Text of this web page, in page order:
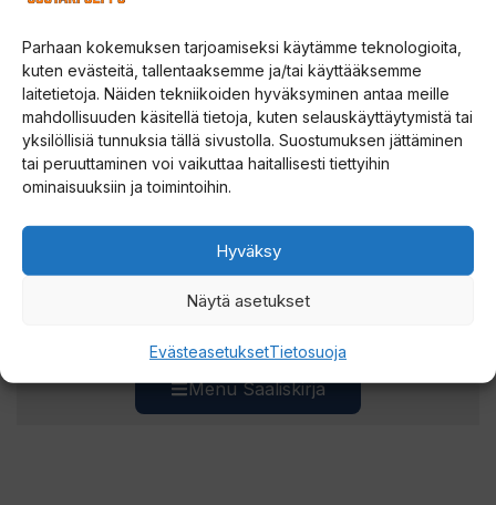
Parhaan kokemuksen tarjoamiseksi käytämme teknologioita,
kuten evästeitä, tallentaaksemme ja/tai käyttääksemme
laitetietoja. Näiden tekniikoiden hyväksyminen antaa meille
mahdollisuuden käsitellä tietoja, kuten selauskäyttäytymistä tai
yksilöllisiä tunnuksia tällä sivustolla. Suostumuksen jättäminen
tai peruuttaminen voi vaikuttaa haitallisesti tiettyihin
ominaisuuksiin ja toimintoihin.
Hyväksy
Näytä asetukset
EvästeasetuksetTietosuoja
Menu Saaliskirja